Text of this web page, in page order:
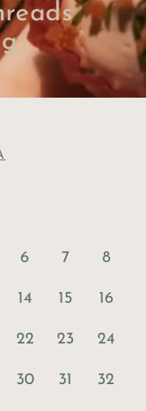
6 7 8
14 15 16
22 23 24
30 31 32